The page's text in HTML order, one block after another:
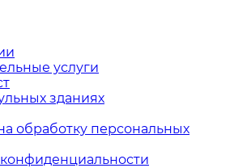
услуги
зданиях
обработку персональных